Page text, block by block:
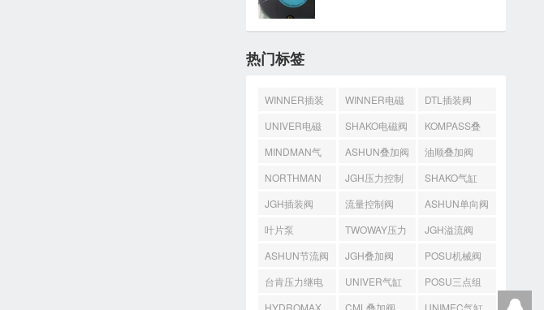
热门标签
WINNER插装
阀
WINNER电磁
阀
DTL插装阀
UNIVER电磁
阀
SHAKO电磁阀
KOMPASS叠
加阀
MINDMAN气
缸
ASHUN叠加阀
油顺叠加阀
NORTHMAN
叠加阀
JGH压力控制
阀
SHAKO气缸
JGH插装阀
流量控制阀
ASHUN单向阀
叶片泵
TWOWAY压力
开关
JGH溢流阀
ASHUN节流阀
JGH叠加阀
POSU机械阀
台肯压力继电
器
UNIVER气缸
POSU三点组
合
HYDROMAX CML叠加阀 UNIMEC气缸